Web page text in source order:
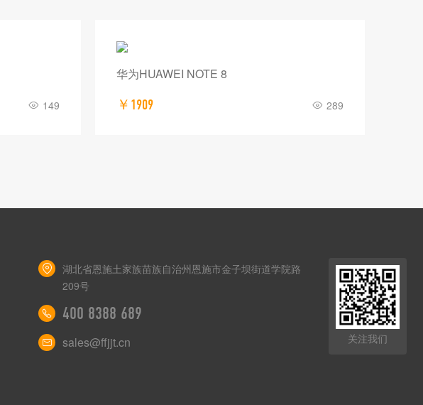
149
华为HUAWEI NOTE 8
￥1909 289
湖北省恩施土家族苗族自治州恩施市金子坝街道学院路
209号
400 8388 689
sales@ffjjt.cn 关注我们